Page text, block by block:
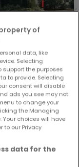
Kauf inMerzig
of
data, like
Selecting
the purposes
to provide. Selecting
consent will disable
ads you see may not
to change your
the Managing
Your choices will have
to our Privacy
data for the